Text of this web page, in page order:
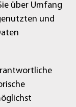
über Umfang
und